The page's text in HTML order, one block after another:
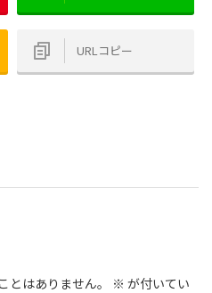
URLコピー
はありません。 ※ が付いてい